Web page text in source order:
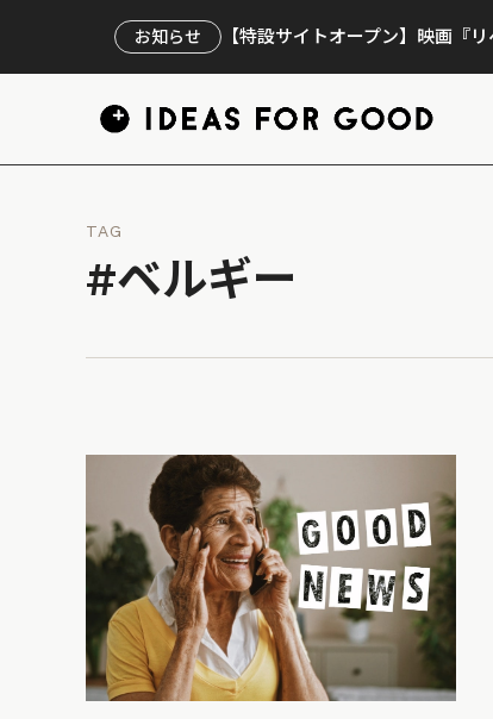
お知らせ 【特設サイトオープン】映画『
TAG
#ベルギー